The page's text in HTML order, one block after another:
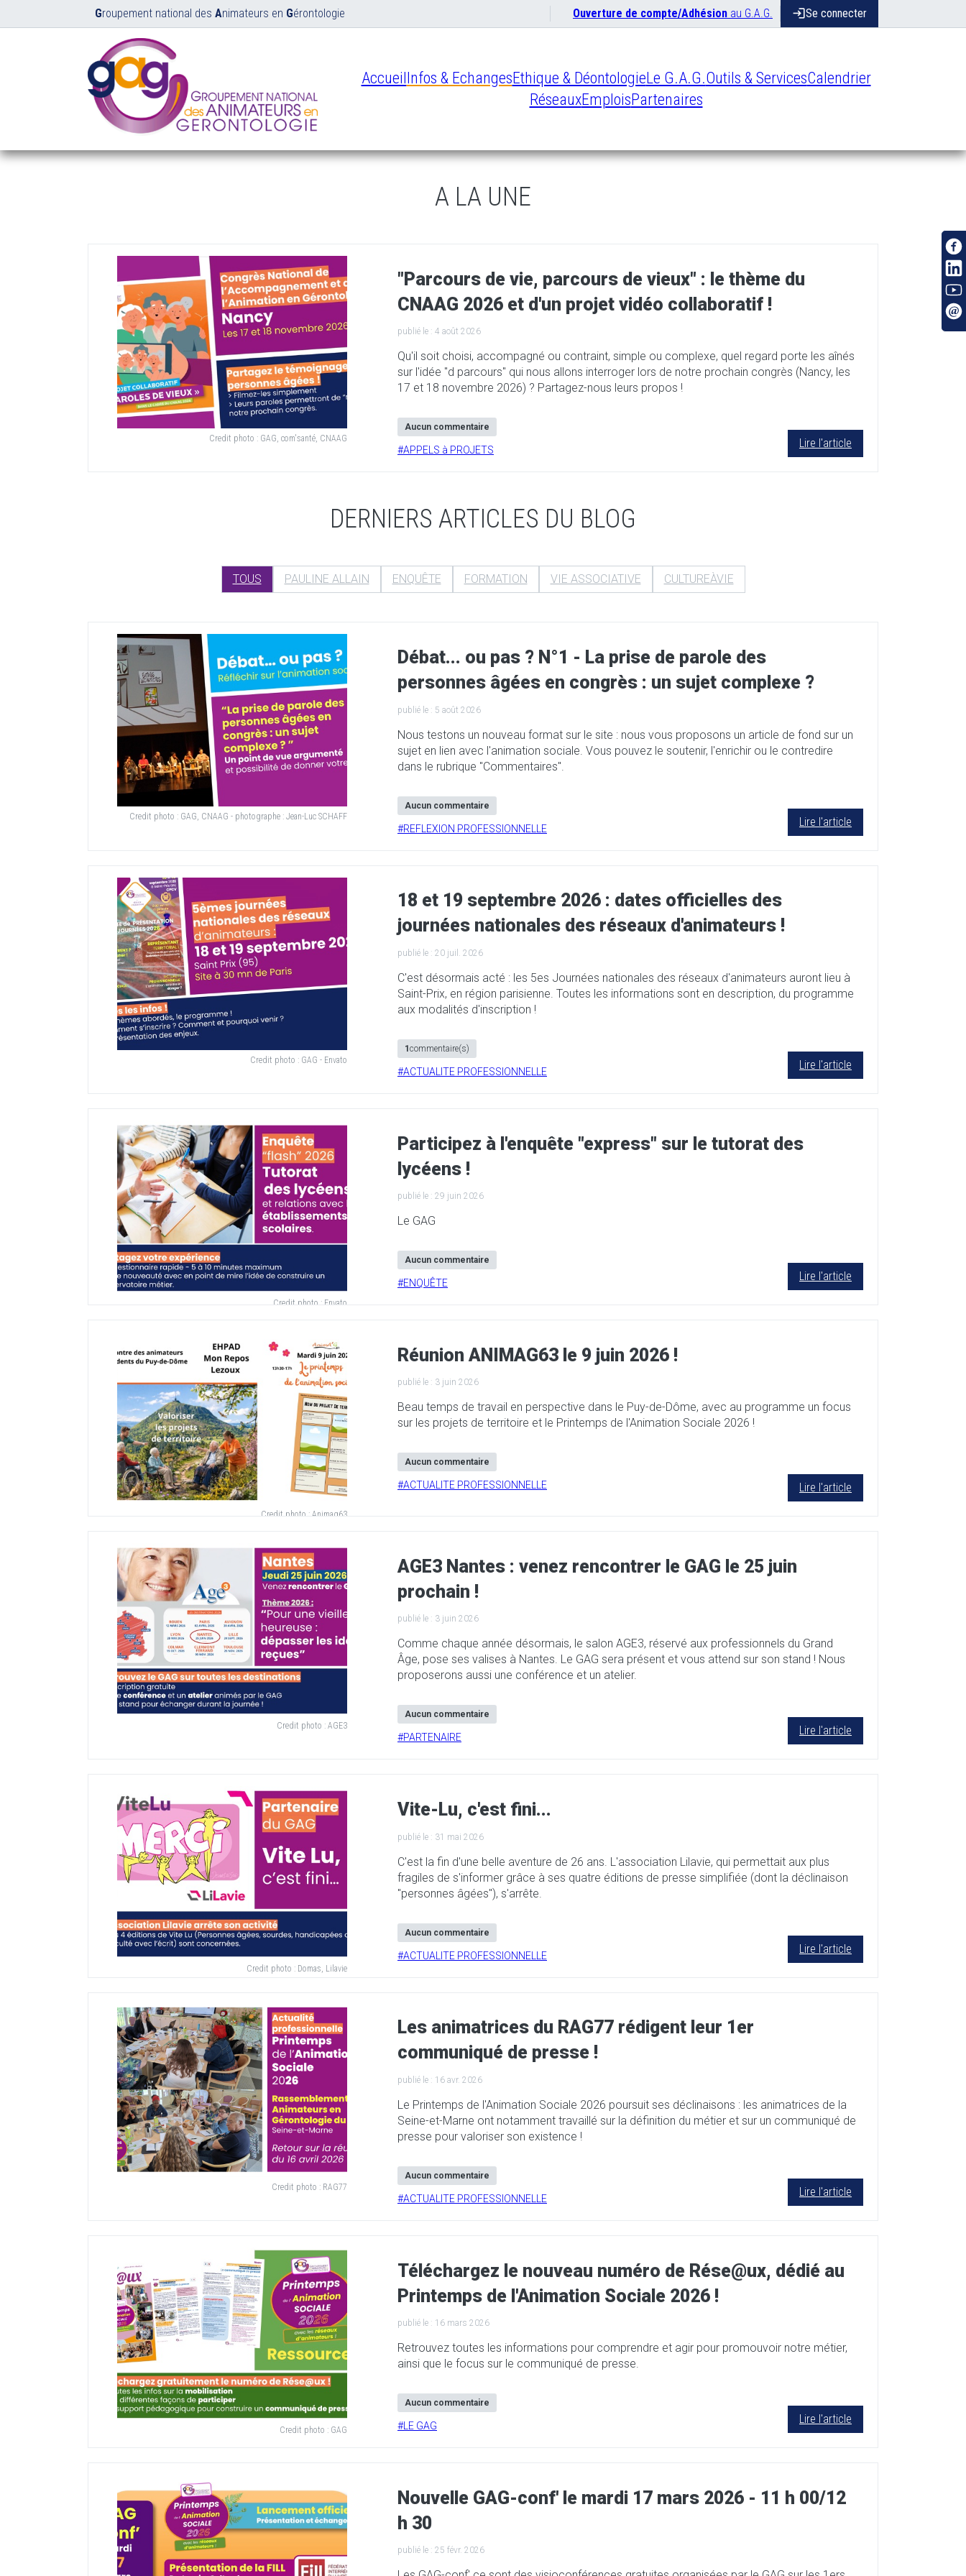
Groupement national des Animateurs en Gérontologie Ouverture de compte/Adhésion au G.A.G. loginSe connecter
AccueilInfos & EchangesEthique & DéontologieLe G.A.G.Outils & ServicesCalendrier
RéseauxEmploisPartenaires
A LA UNE
Credit photo : GAG, com'santé, CNAAG
"Parcours de vie, parcours de vieux" : le thème du
CNAAG 2026 et d'un projet vidéo collaboratif !
publié le : 4 août 2026
Qu'il soit choisi, accompagné ou contraint, simple ou complexe, quel regard porte les aînés
sur l'idée "d parcours" qui nous allons interroger lors de notre prochain congrès (Nancy, les
17 et 18 novembre 2026) ? Partagez-nous leurs propos !
Aucun commentaire
#APPELS à PROJETS Lire l'article
DERNIERS ARTICLES DU BLOG
TOUS PAULINE ALLAIN ENQUÊTE FORMATION VIE ASSOCIATIVE CULTUREÀVIE
Credit photo : GAG, CNAAG - photographe : Jean-Luc SCHAFF
Débat... ou pas ? N°1 - La prise de parole des
personnes âgées en congrès : un sujet complexe ?
publié le : 5 août 2026
Nous testons un nouveau format sur le site : nous vous proposons un article de fond sur un
sujet en lien avec l'animation sociale. Vous pouvez le soutenir, l'enrichir ou le contredire
dans le rubrique "Commentaires".
Aucun commentaire
#REFLEXION PROFESSIONNELLE Lire l'article
Credit photo : GAG - Envato
18 et 19 septembre 2026 : dates officielles des
journées nationales des réseaux d'animateurs !
publié le : 20 juil. 2026
C'est désormais acté : les 5es Journées nationales des réseaux d'animateurs auront lieu à
Saint-Prix, en région parisienne. Toutes les informations sont en description, du programme
aux modalités d'inscription !
1commentaire(s)
#ACTUALITE PROFESSIONNELLE Lire l'article
Credit photo : Envato
Participez à l'enquête "express" sur le tutorat des
lycéens !
publié le : 29 juin 2026
Le GAG
Aucun commentaire
#ENQUÊTE Lire l'article
Credit photo : Animag63
Réunion ANIMAG63 le 9 juin 2026 !
publié le : 3 juin 2026
Beau temps de travail en perspective dans le Puy-de-Dôme, avec au programme un focus
sur les projets de territoire et le Printemps de l'Animation Sociale 2026 !
Aucun commentaire
#ACTUALITE PROFESSIONNELLE Lire l'article
Credit photo : AGE3
AGE3 Nantes : venez rencontrer le GAG le 25 juin
prochain !
publié le : 3 juin 2026
Comme chaque année désormais, le salon AGE3, réservé aux professionnels du Grand
Âge, pose ses valises à Nantes. Le GAG sera présent et vous attend sur son stand ! Nous
proposerons aussi une conférence et un atelier.
Aucun commentaire
#PARTENAIRE Lire l'article
Credit photo : Domas, Lilavie
Vite-Lu, c'est fini...
publié le : 31 mai 2026
C'est la fin d'une belle aventure de 26 ans. L'association Lilavie, qui permettait aux plus
fragiles de s'informer grâce à ses quatre éditions de presse simplifiée (dont la déclinaison
"personnes âgées"), s'arrête.
Aucun commentaire
#ACTUALITE PROFESSIONNELLE Lire l'article
Credit photo : RAG77
Les animatrices du RAG77 rédigent leur 1er
communiqué de presse !
publié le : 16 avr. 2026
Le Printemps de l'Animation Sociale 2026 poursuit ses déclinaisons : les animatrices de la
Seine-et-Marne ont notamment travaillé sur la définition du métier et sur un communiqué de
presse pour valoriser son existence !
Aucun commentaire
#ACTUALITE PROFESSIONNELLE Lire l'article
Credit photo : GAG
Téléchargez le nouveau numéro de Rése@ux, dédié au
Printemps de l'Animation Sociale 2026 !
publié le : 16 mars 2026
Retrouvez toutes les informations pour comprendre et agir pour promouvoir notre métier,
ainsi que le focus sur le communiqué de presse.
Aucun commentaire
#LE GAG Lire l'article
Nouvelle GAG-conf' le mardi 17 mars 2026 - 11 h 00/12
h 30
publié le : 25 févr. 2026